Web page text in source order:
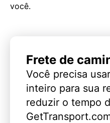
você.
Frete de
Você precisa
inteiro para sua
reduzir o tempo